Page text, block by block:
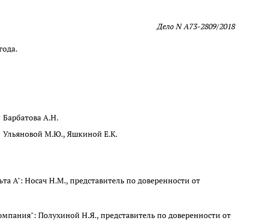
Дело N А73-2809/2018
Барбатова А.Н.
Ульяновой М.Ю., Яшкиной Е.К.
А": Носач Н.М., представитель по доверенности от
Полухиной Н.Я., представитель по доверенности от